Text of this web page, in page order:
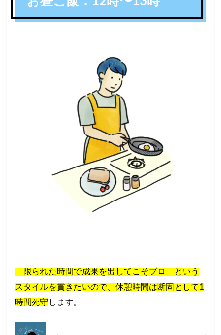
「限られた時間で成果を出してこそプロ」という
スタイルを貫きたいので、休憩時間は断固として1
時間死守 します。